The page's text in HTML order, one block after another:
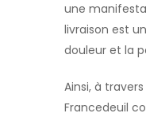
une
livraison est
douleur et la
Ainsi, à
Francedeuil